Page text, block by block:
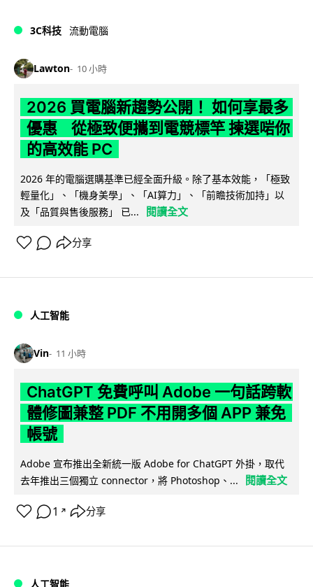
3C科技 流動電腦
Lawton 10 小時
2026 買電腦新趨勢公開！ 如何享最多
優惠 從極致便攜到電競標竿 揀選啱你
的高效能 PC
2026 年的電腦選購基準已經全面升級。除了基本效能，「極致
輕量化」、「機身美學」、「AI算力」、「前瞻技術加持」以
及「品質與售後服務」 已...
閱讀全文
分享
人工智能
Vin 11 小時
ChatGPT 免費呼叫 Adobe 一句話跨軟
體修圖兼整 PDF 不用開多個 APP 兼免
帳號
Adobe 宣布推出全新統一版 Adobe for ChatGPT 外掛，取代
去年推出三個獨立 connector，將 Photoshop、...
閱讀全文
1 ↗ 分享
人工智能